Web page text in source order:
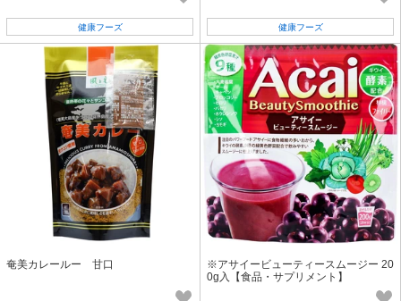
健康フーズ 健康フーズ
奄美カレールー 甘口
※アサイービューティースムージー 20
0g入【食品・サプリメント】